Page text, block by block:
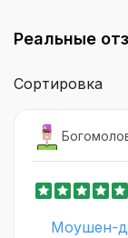
Реальные
Сортировка
Моушен-